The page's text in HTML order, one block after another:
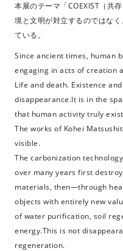
本展のテーマ「COEXIST（共
境と文明が対立するのではな
ている。
Since ancient times, human
engaging in acts of creation
Life and death. Existence
disappearance.It is in the
that human activity truly
The works of Kohei
visible.
The carbonization
over many years first
materials, then—through
objects with entirely new
of water purification, soil
energy.This is not
regeneration.